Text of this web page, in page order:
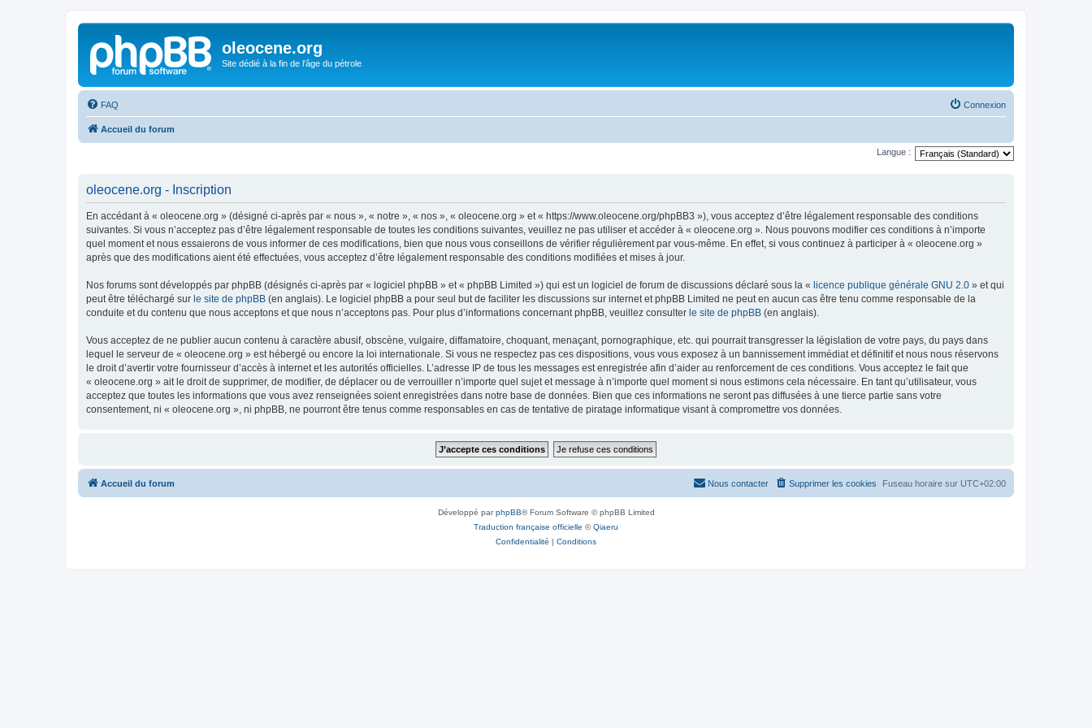
oleocene.org
Site dédié à la fin de l'âge du pétrole
FAQ Connexion
Accueil du forum
Langue :
oleocene.org - Inscription
En accédant à « oleocene.org » (désigné ci-après par « nous », « notre », « nos », « oleocene.org » et « https://www.oleocene.org/phpBB3 »), vous acceptez d’être légalement responsable des conditions
suivantes. Si vous n’acceptez pas d’être légalement responsable de toutes les conditions suivantes, veuillez ne pas utiliser et accéder à « oleocene.org ». Nous pouvons modifier ces conditions à n’importe
quel moment et nous essaierons de vous informer de ces modifications, bien que nous vous conseillons de vérifier régulièrement par vous-même. En effet, si vous continuez à participer à « oleocene.org »
après que des modifications aient été effectuées, vous acceptez d’être légalement responsable des conditions modifiées et mises à jour.
Nos forums sont développés par phpBB (désignés ci-après par « logiciel phpBB » et « phpBB Limited ») qui est un logiciel de forum de discussions déclaré sous la « licence publique générale GNU 2.0 » et qui
peut être téléchargé sur le site de phpBB (en anglais). Le logiciel phpBB a pour seul but de faciliter les discussions sur internet et phpBB Limited ne peut en aucun cas être tenu comme responsable de la
conduite et du contenu que nous acceptons et que nous n’acceptons pas. Pour plus d’informations concernant phpBB, veuillez consulter le site de phpBB (en anglais).
Vous acceptez de ne publier aucun contenu à caractère abusif, obscène, vulgaire, diffamatoire, choquant, menaçant, pornographique, etc. qui pourrait transgresser la législation de votre pays, du pays dans
lequel le serveur de « oleocene.org » est hébergé ou encore la loi internationale. Si vous ne respectez pas ces dispositions, vous vous exposez à un bannissement immédiat et définitif et nous nous réservons
le droit d’avertir votre fournisseur d’accès à internet et les autorités officielles. L’adresse IP de tous les messages est enregistrée afin d’aider au renforcement de ces conditions. Vous acceptez le fait que
« oleocene.org » ait le droit de supprimer, de modifier, de déplacer ou de verrouiller n’importe quel sujet et message à n’importe quel moment si nous estimons cela nécessaire. En tant qu’utilisateur, vous
acceptez que toutes les informations que vous avez renseignées soient enregistrées dans notre base de données. Bien que ces informations ne seront pas diffusées à une tierce partie sans votre
consentement, ni « oleocene.org », ni phpBB, ne pourront être tenus comme responsables en cas de tentative de piratage informatique visant à compromettre vos données.
Accueil du forum Fuseau horaire sur UTC+02:00
Supprimer les cookies
Nous contacter
Développé parphpBB® Forum Software © phpBB Limited
Traduction française officielle ©Qiaeru
Confidentialité | Conditions